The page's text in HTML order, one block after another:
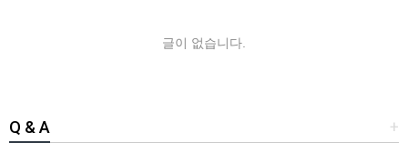
글이 없습니다.
+
Q & A